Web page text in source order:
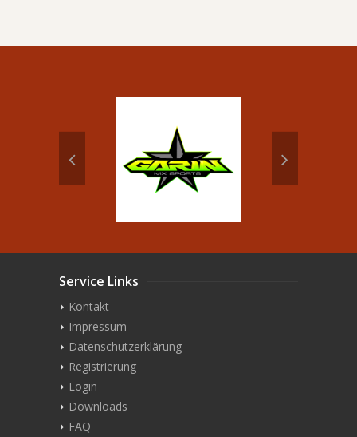
Service Links
Kontakt
Impressum
Datenschutzerklärung
Registrierung
Login
Downloads
FAQ